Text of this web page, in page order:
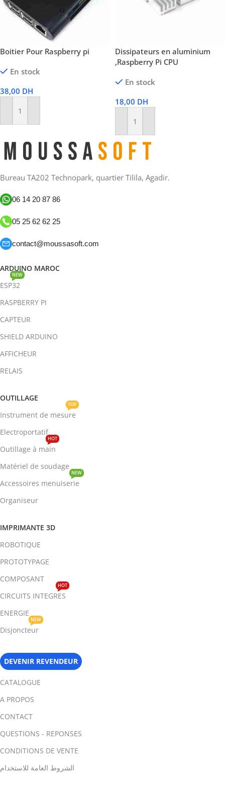
Boitier Pour Raspberry pi
En stock
38,00 DH
Ajouter Au Panier
Dissipateurs en aluminium
,Raspberry Pi CPU
En stock
18,00 DH
Ajouter Au Panier
Bureau TA202 Technopark, quartier Tilila, Agadir.
06 14 20 87 86
05 25 62 62 25
contact@moussasoft.com
ARDUINO MAROC
ESP32
NEW
RASPBERRY PI
CAPTEUR
SHIELD ARDUINO
AFFICHEUR
RELAIS
OUTILLAGE
Instrument de mesure
TOP
Electroportatif
Outillage à main
HOT
Matériel de soudage
Accessoires menuiserie
NEW
Organiseur
IMPRIMANTE 3D
ROBOTIQUE
PROTOTYPAGE
COMPOSANT
CIRCUITS INTEGRES
HOT
ENERGIE
Disjoncteur
NEW
DEVENIR REVENDEUR
CATALOGUE
A PROPOS
CONTACT
QUESTIONS - REPONSES
CONDITIONS DE VENTE
الشروط العامة للاستخدام